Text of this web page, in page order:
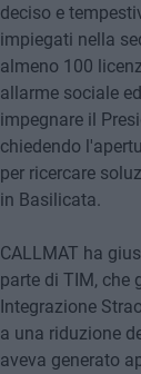
deciso e
impiegati nella
almeno 100
allarme sociale
impegnare il
chiedendo
per ricercare
in Basilicata.
CALLMAT ha
parte di TIM, che
Integrazione
a una riduzione
aveva generato